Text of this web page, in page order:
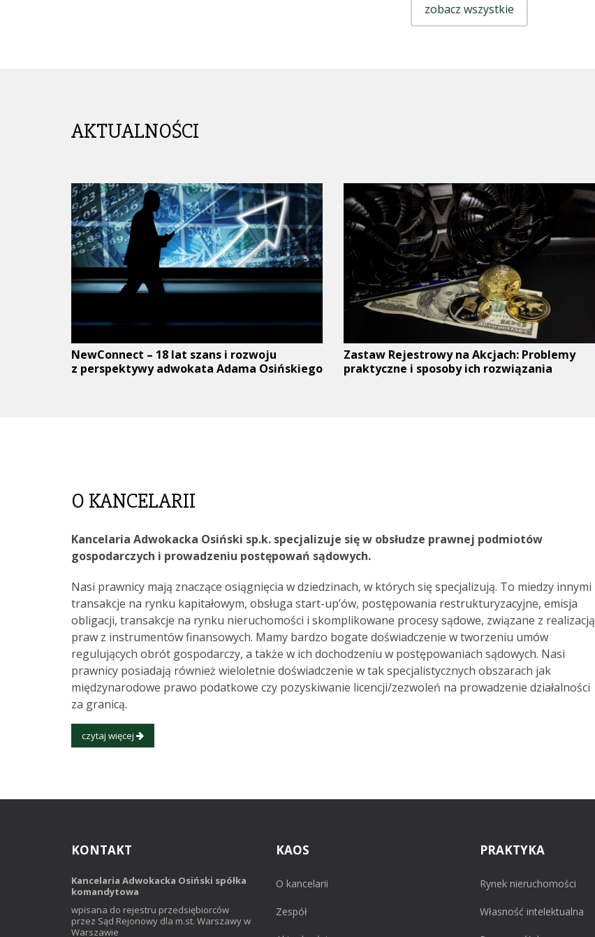
zobacz wszystkie
AKTUALNOŚCI
NewConnect – 18 lat szans i rozwoju
z perspektywy adwokata Adama Osińskiego
Zastaw Rejestrowy na Akcjach: Problemy
praktyczne i sposoby ich rozwiązania
O KANCELARII
Kancelaria Adwokacka Osiński sp.k. specjalizuje się w obsłudze prawnej podmiotów
gospodarczych i prowadzeniu postępowań sądowych.
Nasi prawnicy mają znaczące osiągnięcia w dziedzinach, w których się specjalizują. To miedzy innymi
transakcje na rynku kapitałowym, obsługa start-up’ów, postępowania restrukturyzacyjne, emisja
obligacji, transakcje na rynku nieruchomości i skomplikowane procesy sądowe, związane z realizacją
praw z instrumentów finansowych. Mamy bardzo bogate doświadczenie w tworzeniu umów
regulujących obrót gospodarczy, a także w ich dochodzeniu w postępowaniach sądowych. Nasi
prawnicy posiadają również wieloletnie doświadczenie w tak specjalistycznych obszarach jak
międzynarodowe prawo podatkowe czy pozyskiwanie licencji/zezwoleń na prowadzenie działalności
za granicą.
czytaj więcej
KONTAKT
Kancelaria Adwokacka Osiński spółka
komandytowa
wpisana do rejestru przedsiębiorców
przez Sąd Rejonowy dla m.st. Warszawy w
Warszawie
KAOS
O kancelarii
Zespół
PRAKTYKA
Rynek nieruchomości
Własność intelektualna